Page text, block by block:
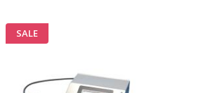
SALE